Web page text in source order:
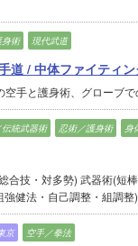
術 現代武道
道 / 中体ファイティ
手と護身術、グローブ
統武器術 忍術／護身術 身
合技・対多勢) 武器術(短
健法・自己調整・組調整
京 空手／拳法